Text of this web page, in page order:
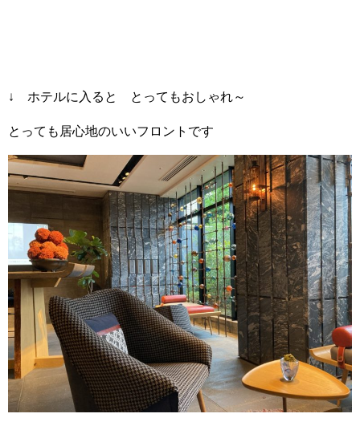
↓ ホテルに入ると とってもおしゃれ～
とっても居心地のいいフロントです